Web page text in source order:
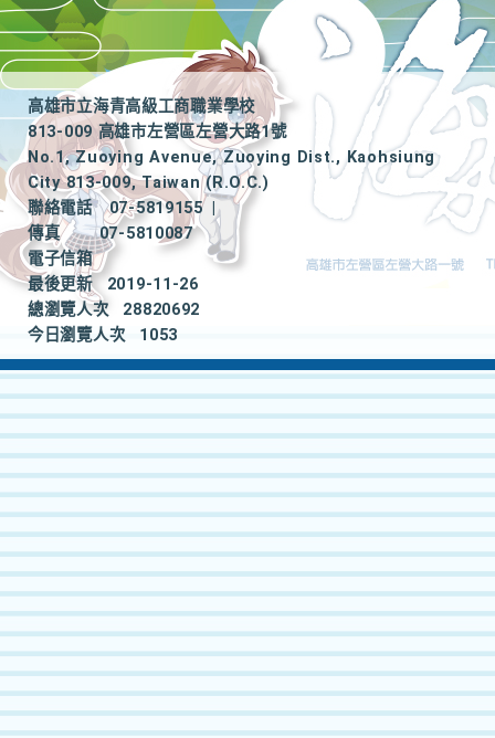
高雄市立海青高級工商職業學校
813-009 高雄市左營區左營大路1號
No.1, Zuoying Avenue, Zuoying Dist., Kaohsiung
City 813-009, Taiwan (R.O.C.)
聯絡電話
07-5819155
|
傳真
07-5810087
電子信箱
最後更新
2019-11-26
總瀏覽人次
28820692
今日瀏覽人次
1053